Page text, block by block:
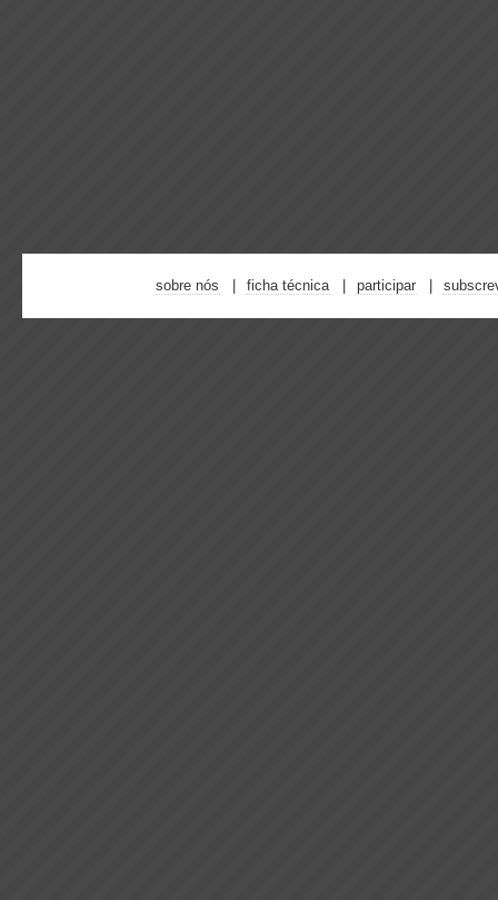
sobre nós ficha técnica participar